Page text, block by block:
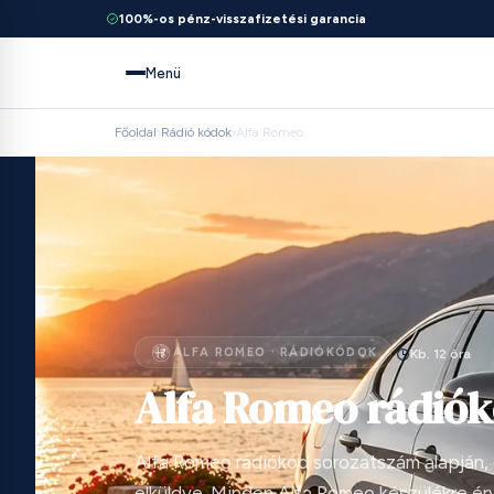
100%-os pénz-visszafizetési garancia
Menü
Főoldal›Rádió kódok›Alfa Romeo
ALFA ROMEO · RÁDIÓKÓDOK Kb. 12 óra
Alfa Romeo
Alfa Romeo rádiókód sorozatszám alapján,